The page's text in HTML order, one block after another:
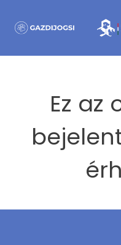
Ez az